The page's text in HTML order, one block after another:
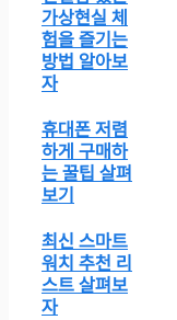
가상현실 체
험을 즐기는
방법 알아보
자
휴대폰 저렴
하게 구매하
는 꿀팁 살펴
보기
최신 스마트
워치 추천 리
스트 살펴보
자